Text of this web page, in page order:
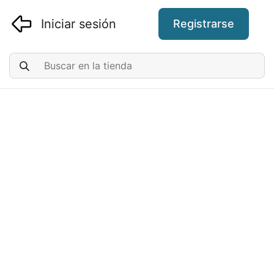
Iniciar sesión Registrarse